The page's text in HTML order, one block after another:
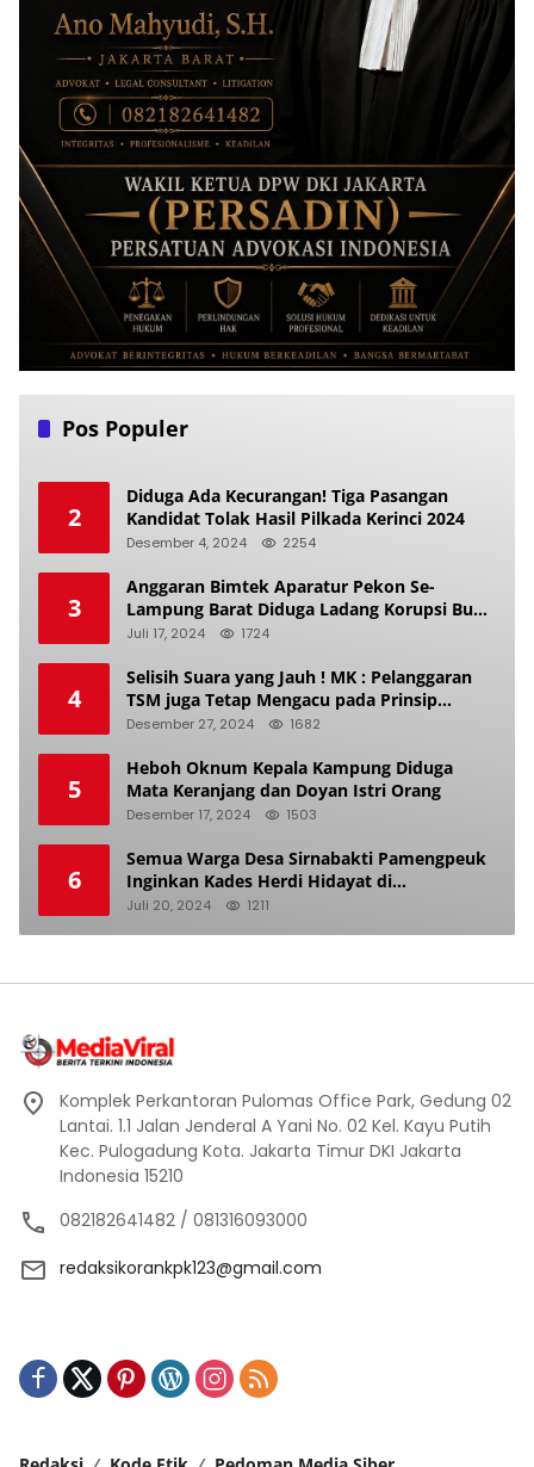
Pos Populer
2
Diduga Ada Kecurangan! Tiga Pasangan
Kandidat Tolak Hasil Pilkada Kerinci 2024
Desember 4, 2024 2254
3
Anggaran Bimtek Aparatur Pekon Se-
Lampung Barat Diduga Ladang Korupsi Buat
Makan Anak Istri
Juli 17, 2024 1724
4
Selisih Suara yang Jauh ! MK : Pelanggaran
TSM juga Tetap Mengacu pada Prinsip
Keadilan Pemilu
Desember 27, 2024 1682
5
Heboh Oknum Kepala Kampung Diduga
Mata Keranjang dan Doyan Istri Orang
Desember 17, 2024 1503
6
Semua Warga Desa Sirnabakti Pamengpeuk
Inginkan Kades Herdi Hidayat di
Berhentikan Dari Jabatan nya
Juli 20, 2024 1211
Komplek Perkantoran Pulomas Office Park, Gedung 02
Lantai. 1.1 Jalan Jenderal A Yani No. 02 Kel. Kayu Putih
Kec. Pulogadung Kota. Jakarta Timur DKI Jakarta
Indonesia 15210
082182641482 / 081316093000
redaksikorankpk123@gmail.com